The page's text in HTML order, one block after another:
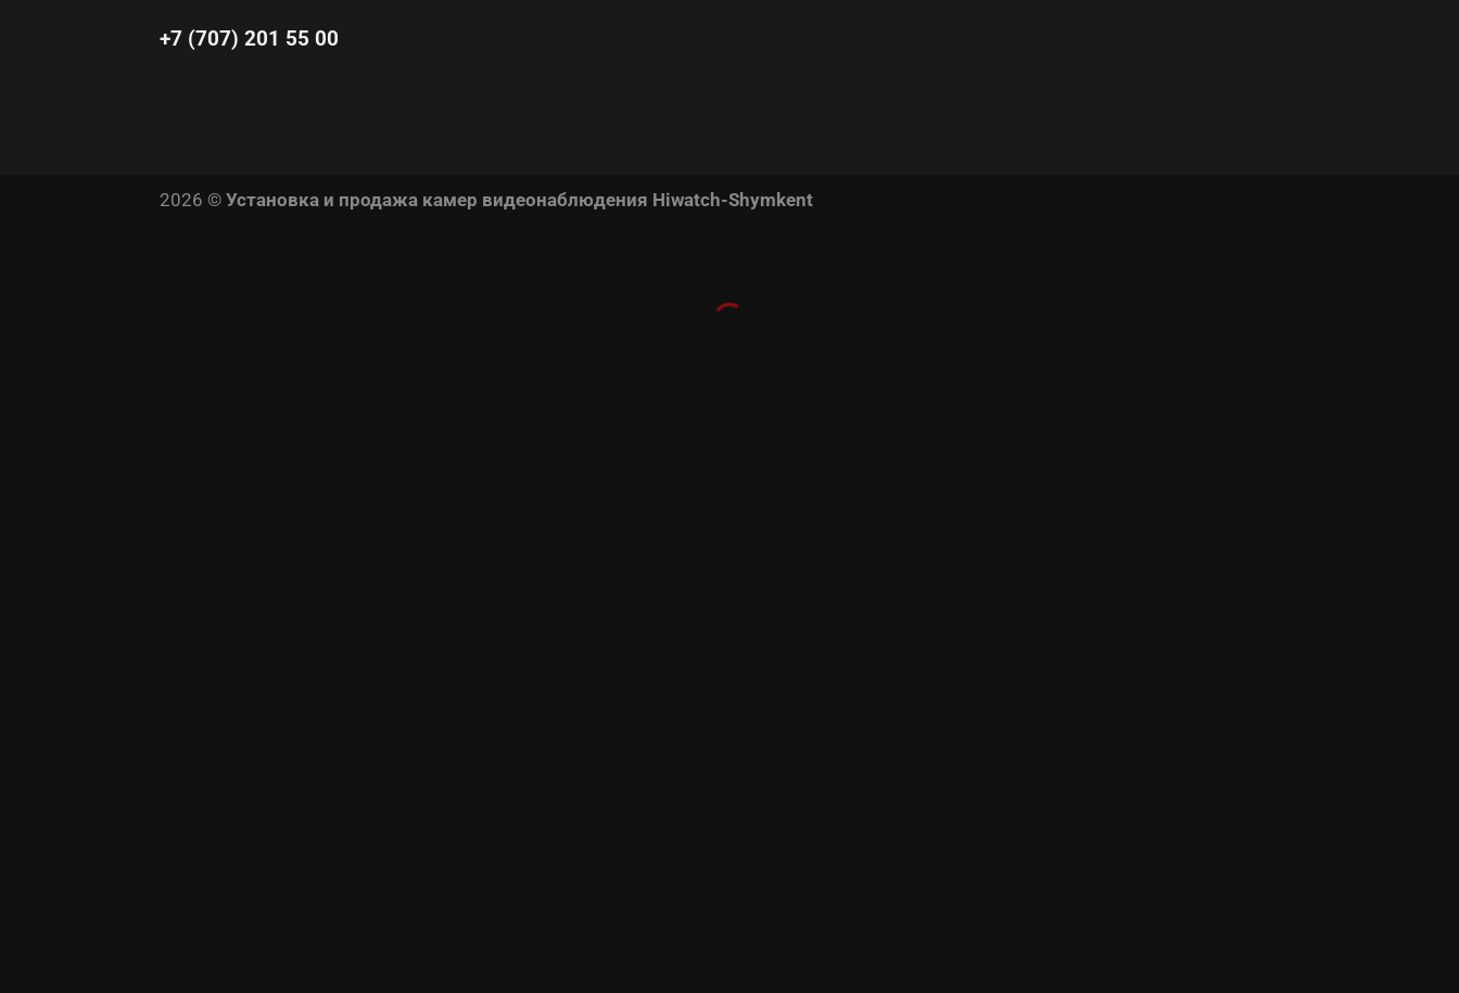
+7 (707) 201 55 00
2026 © Установка и продажа камер видеонаблюдения Hiwatch-Shymkent